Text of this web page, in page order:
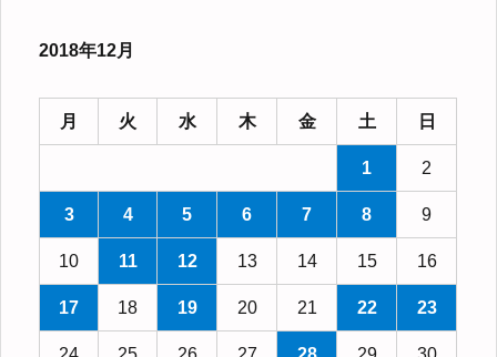
2018年12月
月 火 水 木 金 土 日
1 2
3 4 5 6 7 8 9
10 11 12 13 14 15 16
17 18 19 20 21 22 23